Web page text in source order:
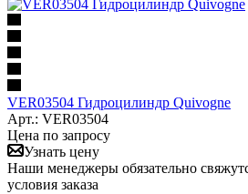
VER03504 Гидроцилиндр Quivogne
Арт.: VER03504
Цена по запросу
Узнать цену
Наши менеджеры обязательно
условия заказа